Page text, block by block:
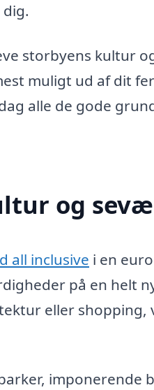
storbyens kultur
muligt ud af dit
alle de gode
og
all inclusive i en
på en helt
eller
imponerende